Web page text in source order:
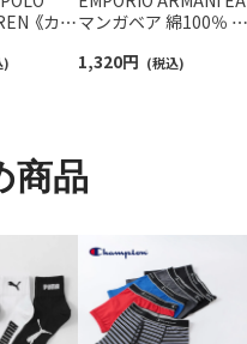
《カラ
クス シ
)
マンガベア 綿100％ ミ
最短翌日発送】
1,320円 (税込)
商品